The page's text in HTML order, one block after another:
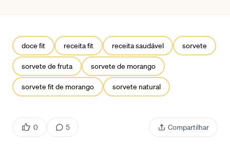
doce fit receita fit receita saudável sorvete
sorvete de fruta sorvete de morango
sorvete fit de morango sorvete natural
0 5 Compartilhar